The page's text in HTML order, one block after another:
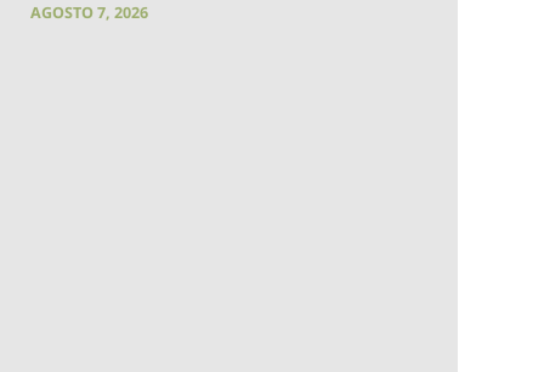
AGOSTO 7, 2026